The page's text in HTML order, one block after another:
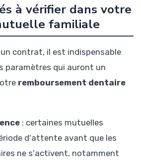
à vérifier dans votre
familiale
contrat, il est indispensable
paramètres qui auront un
remboursement dentaire
: certaines mutuelles
d'attente avant que les
ne s'activent, notamment